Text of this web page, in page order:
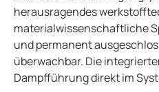
herausragendes
materialwissenschaftliche
und permanent
überwachbar. Die
Dampfführung direkt im